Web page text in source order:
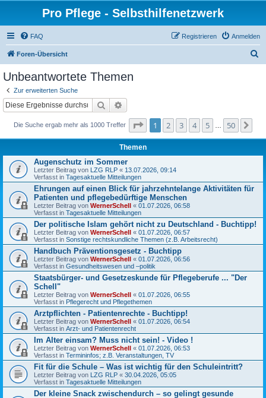
Pro Pflege - Selbsthilfenetzwerk
FAQ Anmelden
Registrieren
Foren-Übersicht
Unbeantwortete Themen
Zur erweiterten Suche
Suche
Die Suche ergab mehr als 1000 Treffer Seite von
1 2 3 4 5 50
Themen
Augenschutz im Sommer
Letzter Beitrag von LZG RLP « 13.07.2026, 09:14
Verfasst in Tagesaktuelle Mitteilungen
Ehrungen auf einen Blick für jahrzehntelange Aktivitäten für
Patienten und pflegebedürftige Menschen
Letzter Beitrag von WernerSchell « 01.07.2026, 06:58
Verfasst in Tagesaktuelle Mitteilungen
Der politische Islam gehört nicht zu Deutschland - Buchtipp!
Letzter Beitrag von WernerSchell « 01.07.2026, 06:57
Verfasst in Sonstige rechtskundliche Themen (z.B. Arbeitsrecht)
Handbuch Präventionsgesetz - Buchtipp
Letzter Beitrag von WernerSchell « 01.07.2026, 06:56
Verfasst in Gesundheitswesen und –politik
Staatsbürger- und Gesetzeskunde für Pflegeberufe ... "Der
Schell"
Letzter Beitrag von WernerSchell « 01.07.2026, 06:55
Verfasst in Pflegerecht und Pflegethemen
Arztpflichten - Patientenrechte - Buchtipp!
Letzter Beitrag von WernerSchell « 01.07.2026, 06:54
Verfasst in Arzt- und Patientenrecht
Im Alter einsam? Muss nicht sein! - Video !
Letzter Beitrag von WernerSchell « 01.07.2026, 06:53
Verfasst in Termininfos; z.B. Veranstaltungen, TV
Fit für die Schule – Was ist wichtig für den Schuleintritt?
Letzter Beitrag von LZG RLP « 30.04.2026, 05:05
Verfasst in Tagesaktuelle Mitteilungen
Der kleine Snack zwischendurch – so gelingt gesunde